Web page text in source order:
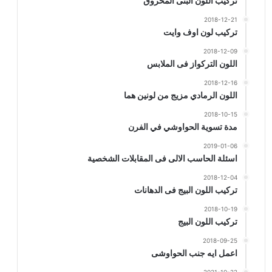
2018-12-21
تركيب لون اوف وايت
2018-12-09
اللون التركواز فى الملابس
2018-12-16
اللون الرمادي مزيج من لونين هما
2018-10-15
مدة تسوية الحواوشي في الفرن
2019-01-06
اسئلة الحاسب الالى فى المقابلات الشخصية
2018-12-04
تركيب اللون البيج فى الدهانات
2018-10-19
تركيب اللون البيج
2018-09-25
اعمل ايه جنب الحواوشى